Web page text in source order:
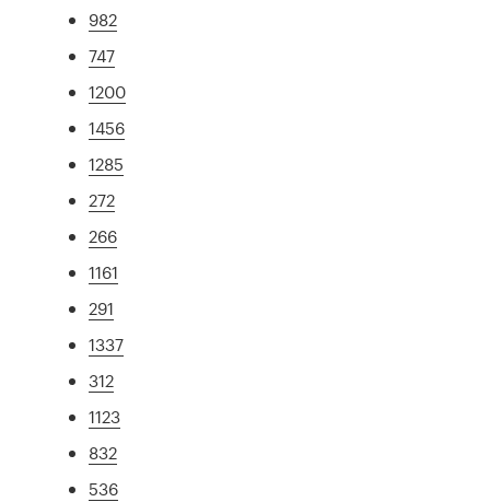
982
747
1200
1456
1285
272
266
1161
291
1337
312
1123
832
536